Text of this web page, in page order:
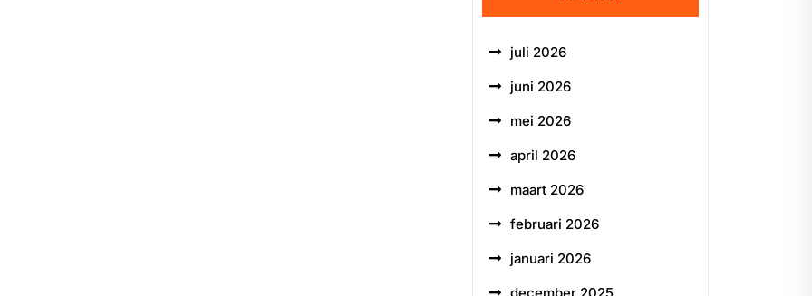
juli 2026
juni 2026
mei 2026
april 2026
maart 2026
februari 2026
januari 2026